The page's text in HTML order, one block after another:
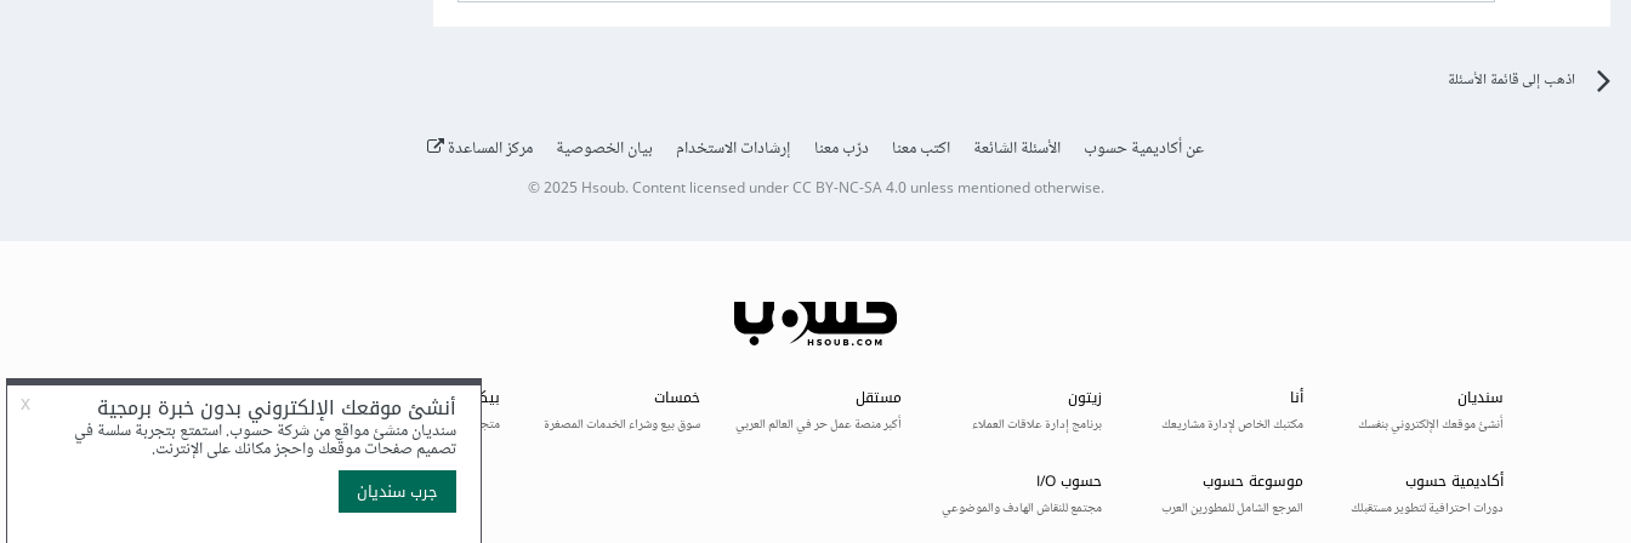
اذهب إلى قائمة الأسئلة
عن أكاديمية حسوب الأسئلة الشائعة اكتب معنا درّب معنا إرشادات الاستخدام بيان الخصوصية مركز المساعدة
© 2025 Hsoub.Content licensed underCC BY-NC-SA 4.0unless mentioned otherwise.